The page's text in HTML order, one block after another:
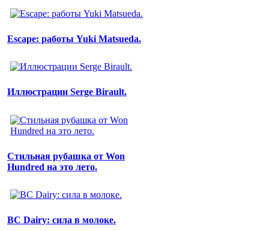
Escape: работы Yuki Matsueda.
Иллюстрации Serge Birault.
Стильная рубашка от Won
Hundred на это лето.
BC Dairy: сила в молоке.